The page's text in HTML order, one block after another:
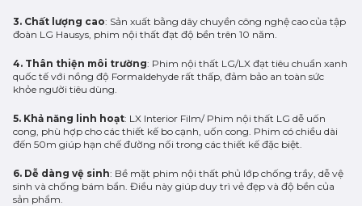
3. Chất lượng cao: Sản xuất bằng dây chuyền công nghệ cao của tập
đoàn LG Hausys, phim nội thất đạt độ bền trên 10 năm.
4. Thân thiện môi trường: Phim nội thất LG/LX đạt tiêu chuẩn xanh
quốc tế với nồng độ Formaldehyde rất thấp, đảm bảo an toàn sức
khỏe người tiêu dùng.
5. Khả năng linh hoạt: LX Interior Film/ Phim nội thất LG dễ uốn
cong, phù hợp cho các thiết kế bo cạnh, uốn cong. Phim có chiều dài
đến 50m giúp hạn chế đường nối trong các thiết kế đặc biệt.
6. Dễ dàng vệ sinh: Bề mặt phim nội thất phủ lớp chống trầy, dễ vệ
sinh và chống bám bẩn. Điều này giúp duy trì vẻ đẹp và độ bền của
sản phẩm.